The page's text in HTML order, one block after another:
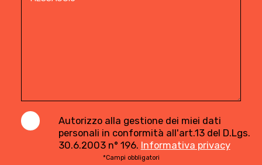
Autorizzo alla gestione dei miei dati
personali in conformità all'art.13 del D.Lgs.
30.6.2003 n° 196. Informativa privacy
*Campi obbligatori